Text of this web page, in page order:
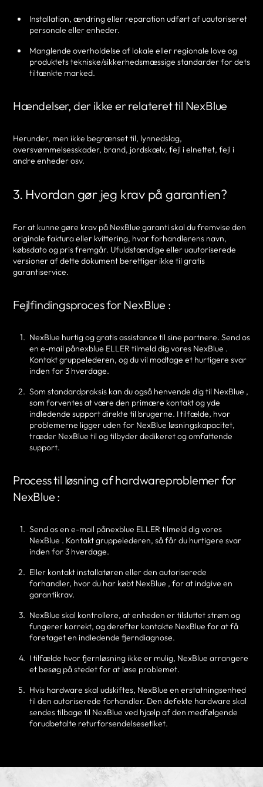
Installation, ændring eller reparation udført af uautoriseret
personale eller enheder.
Manglende overholdelse af lokale eller regionale love og
produktets tekniske/sikkerhedsmæssige standarder for dets
tiltænkte marked.
Hændelser, der ikke er relateret til NexBlue
Herunder, men ikke begrænset til, lynnedslag,
oversvømmelsesskader, brand, jordskælv, fejl i elnettet, fejl i
andre enheder osv.
3. Hvordan gør jeg krav på garantien?
For at kunne gøre krav på NexBlue garanti skal du fremvise den
originale faktura eller kvittering, hvor forhandlerens navn,
købsdato og pris fremgår. Ufuldstændige eller uautoriserede
versioner af dette dokument berettiger ikke til gratis
garantiservice.
Fejlfindingsproces for NexBlue :
NexBlue hurtig og gratis assistance til sine partnere. Send os
en e-mail pånexblue ELLER tilmeld dig vores NexBlue .
Kontakt gruppelederen, og du vil modtage et hurtigere svar
inden for 3 hverdage.
Som standardpraksis kan du også henvende dig til NexBlue ,
som forventes at være den primære kontakt og yde
indledende support direkte til brugerne. I tilfælde, hvor
problemerne ligger uden for NexBlue løsningskapacitet,
træder NexBlue til og tilbyder dedikeret og omfattende
support.
Process til løsning af hardwareproblemer for
NexBlue :
Send os en e-mail pånexblue ELLER tilmeld dig vores
NexBlue . Kontakt gruppelederen, så får du hurtigere svar
inden for 3 hverdage.
Eller kontakt installatøren eller den autoriserede
forhandler, hvor du har købt NexBlue , for at indgive en
garantikrav.
NexBlue skal kontrollere, at enheden er tilsluttet strøm og
fungerer korrekt, og derefter kontakte NexBlue for at få
foretaget en indledende fjerndiagnose.
I tilfælde hvor fjernløsning ikke er mulig, NexBlue arrangere
et besøg på stedet for at løse problemet.
Hvis hardware skal udskiftes, NexBlue en erstatningsenhed
til den autoriserede forhandler. Den defekte hardware skal
sendes tilbage til NexBlue ved hjælp af den medfølgende
forudbetalte returforsendelsesetiket.